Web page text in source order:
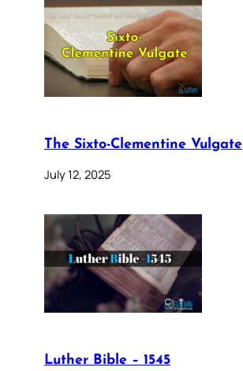
The Sixto-Clementine Vulgate
July 12, 2025
Luther Bible – 1545